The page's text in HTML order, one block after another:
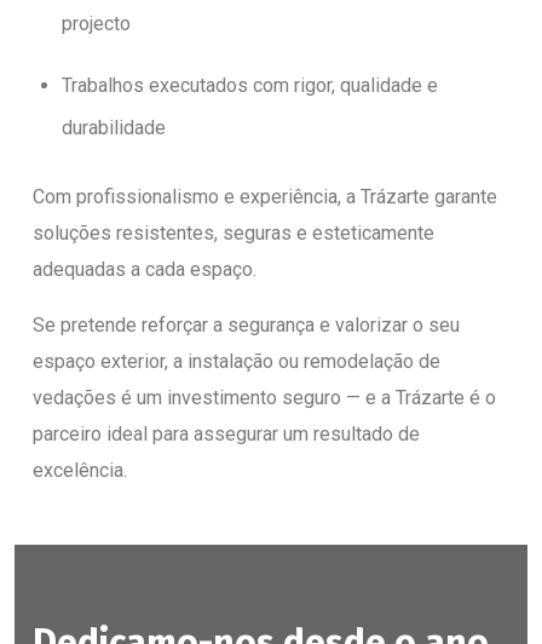
projecto
Trabalhos executados com rigor, qualidade e
durabilidade
Com profissionalismo e experiência, a Trázarte garante
soluções resistentes, seguras e esteticamente
adequadas a cada espaço.
Se pretende reforçar a segurança e valorizar o seu
espaço exterior, a instalação ou remodelação de
vedações é um investimento seguro — e a Trázarte é o
parceiro ideal para assegurar um resultado de
excelência.